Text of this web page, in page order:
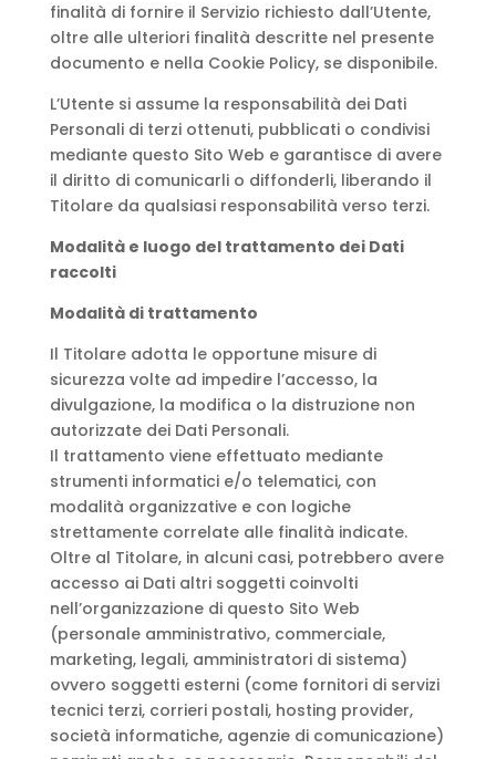
finalità di fornire il Servizio richiesto dall’Utente,
oltre alle ulteriori finalità descritte nel presente
documento e nella Cookie Policy, se disponibile.
L’Utente si assume la responsabilità dei Dati
Personali di terzi ottenuti, pubblicati o condivisi
mediante questo Sito Web e garantisce di avere
il diritto di comunicarli o diffonderli, liberando il
Titolare da qualsiasi responsabilità verso terzi.
Modalità e luogo del trattamento dei Dati
raccolti
Modalità di trattamento
Il Titolare adotta le opportune misure di
sicurezza volte ad impedire l’accesso, la
divulgazione, la modifica o la distruzione non
autorizzate dei Dati Personali.
Il trattamento viene effettuato mediante
strumenti informatici e/o telematici, con
modalità organizzative e con logiche
strettamente correlate alle finalità indicate.
Oltre al Titolare, in alcuni casi, potrebbero avere
accesso ai Dati altri soggetti coinvolti
nell’organizzazione di questo Sito Web
(personale amministrativo, commerciale,
marketing, legali, amministratori di sistema)
ovvero soggetti esterni (come fornitori di servizi
tecnici terzi, corrieri postali, hosting provider,
società informatiche, agenzie di comunicazione)